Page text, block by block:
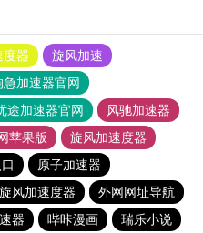
度器
旋风加速
急加速器官网
途加速器官网
风驰加速器
苹果版
旋风加速度器
原子加速器
旋风加速度器
外网网址导航
器 哔咔漫画
瑞乐小说